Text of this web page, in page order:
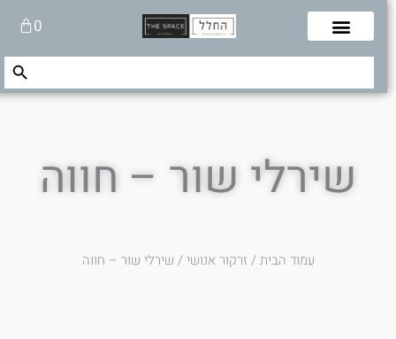
0עגלת
קניות
Search
Search Button
שירלי שור – חווה
עמוד הבית/זרקור אנושי/ שירלי שור – חווה